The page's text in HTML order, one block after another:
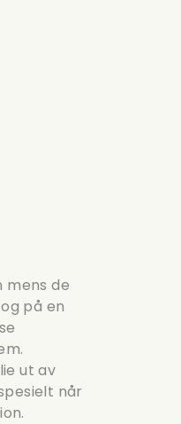
mens de
på en
ut av
når